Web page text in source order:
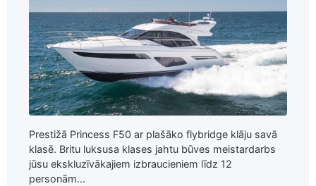
Prestižā Princess F50 ar plašāko flybridge klāju savā
klasē. Britu luksusa klases jahtu būves meistardarbs
jūsu ekskluzīvākajiem izbraucieniem līdz 12
personām...